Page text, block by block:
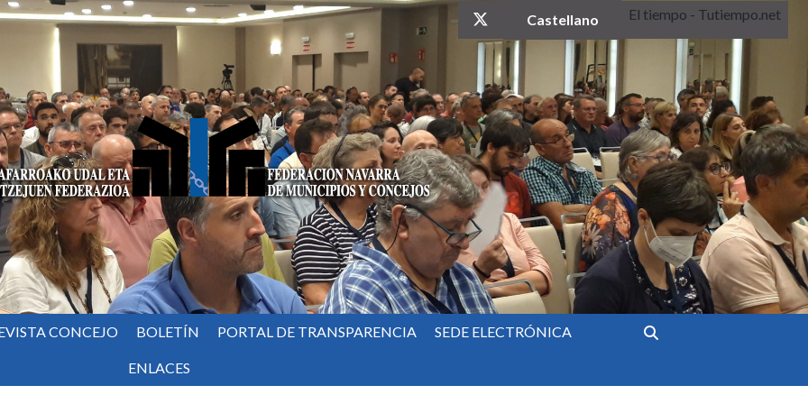
twitter
Castellano El tiempo - Tutiempo.net
CONCEJO BOLETÍN PORTAL DE TRANSPARENCIA SEDE ELECTRÓNICA
ENLACES